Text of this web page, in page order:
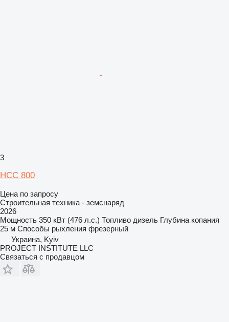
3
НСС 800
Цена по запросу
Строительная техника - земснаряд
2026
Мощность 350 кВт (476 л.с.) Топливо дизель Глубина копания
25 м Способы рыхления фрезерный
Украина, Kyiv
PROJECT INSTITUTE LLC
Связаться с продавцом